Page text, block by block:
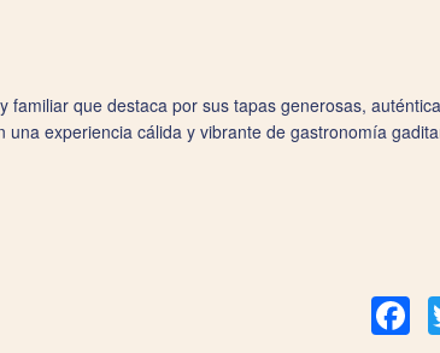
familiar que destaca por sus tapas generosas,
experiencia cálida y vibrante de gastronomía